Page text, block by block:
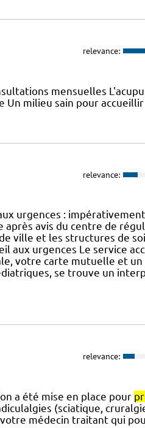
relevance:
mensuelles
Un milieu sain pour accueillir
relevance:
urgences :
après avis du centre de
ville et les structures de
aux urgences Le service
votre carte mutuelle et un
se trouve un
relevance:
a été mise en place pour
(sciatique,
médecin traitant qui